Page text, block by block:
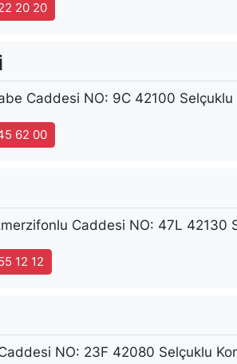
20 20
Caddesi NO: 9C 42100 Selçuklu
62 00
Caddesi NO: 47L 42130
12 12
NO: 23F 42080 Selçuklu